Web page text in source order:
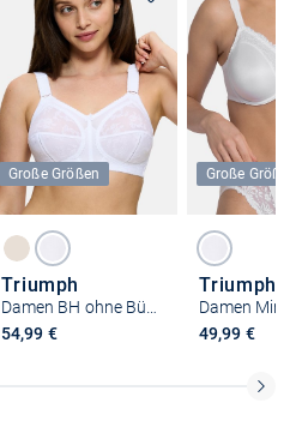
Große Größen
Triumph
54,99 €
Große Größen
Triumph
49,99 €